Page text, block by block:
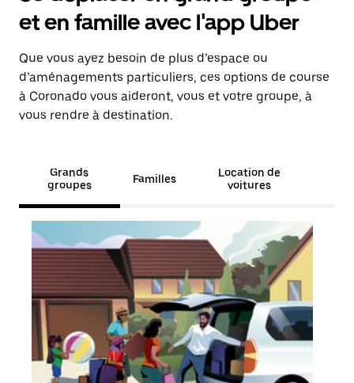
et en famille avec l'app Uber
Que vous ayez besoin de plus d’espace ou
d’aménagements particuliers, ces options de course
à Coronado vous aideront, vous et votre groupe, à
vous rendre à destination.
Grands
groupes
Familles
Location de
voitures